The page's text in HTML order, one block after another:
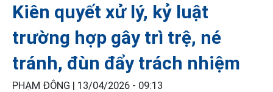
Kiên quyết xử lý, kỷ luật
trường hợp gây trì trệ, né
tránh, đùn đẩy trách nhiệm
PHẠM ĐÔNG | 13/04/2026 - 09:13